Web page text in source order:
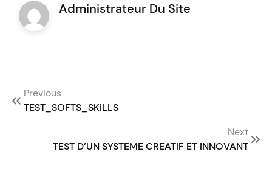
Administrateur Du Site
Post
navigation
TEST_SOFTS_SKILLS
Previous
TEST D’UN SYSTEME CREATIF ET INNOVANT
Next